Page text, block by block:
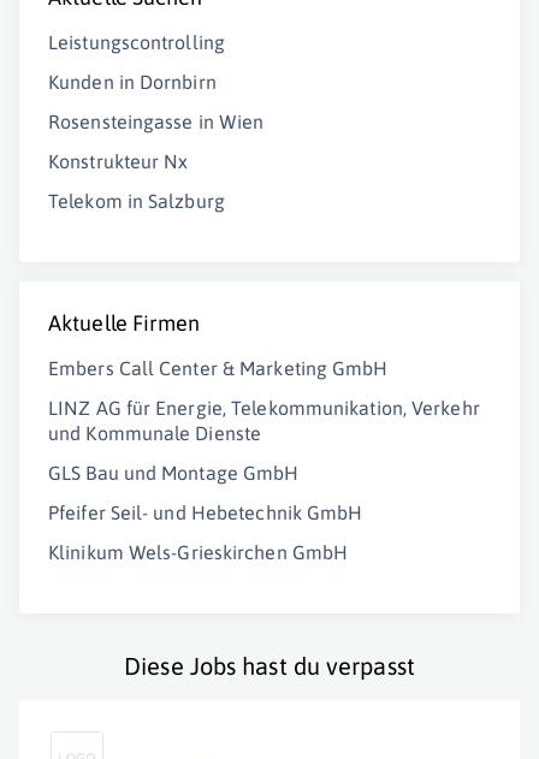
Leistungscontrolling
Kunden in Dornbirn
Rosensteingasse in Wien
Konstrukteur Nx
Telekom in Salzburg
Aktuelle Firmen
Embers Call Center & Marketing GmbH
LINZ AG für Energie, Telekommunikation, Verkehr
und Kommunale Dienste
GLS Bau und Montage GmbH
Pfeifer Seil- und Hebetechnik GmbH
Klinikum Wels-Grieskirchen GmbH
Diese Jobs hast du verpasst